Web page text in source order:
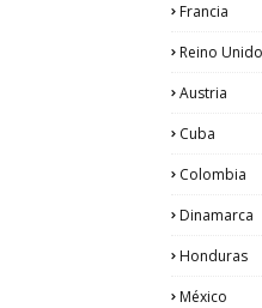
Francia
Reino Unido
Austria
Cuba
Colombia
Dinamarca
Honduras
México